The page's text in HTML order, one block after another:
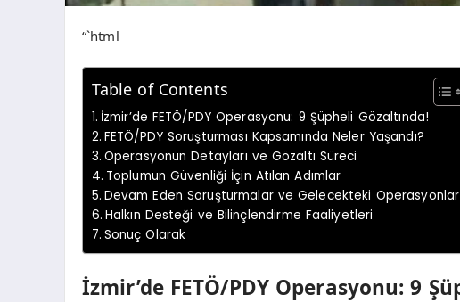
“`html
Table of Contents
İzmir’de FETÖ/PDY Operasyonu: 9 Şüpheli Gözaltında!
FETÖ/PDY Soruşturması Kapsamında Neler Yaşandı?
Operasyonun Detayları ve Gözaltı Süreci
Toplumun Güvenliği İçin Atılan Adımlar
Devam Eden Soruşturmalar ve Gelecekteki Operasyonlar
Halkın Desteği ve Bilinçlendirme Faaliyetleri
Sonuç Olarak
İzmir’de FETÖ/PDY Operasyonu: 9